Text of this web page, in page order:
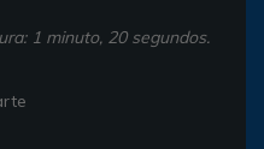
1 minuto, 20 segundos.